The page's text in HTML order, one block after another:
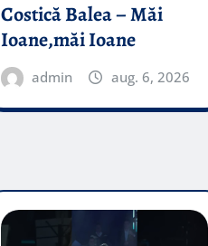
Costică Balea – Măi
Ioane,măi Ioane
admin aug. 6, 2026